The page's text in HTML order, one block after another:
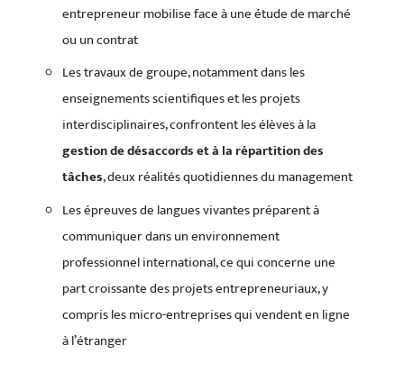
entrepreneur mobilise face à une étude de marché
ou un contrat
Les travaux de groupe, notamment dans les
enseignements scientifiques et les projets
interdisciplinaires, confrontent les élèves à la
gestion de désaccords et à la répartition des
tâches, deux réalités quotidiennes du management
Les épreuves de langues vivantes préparent à
communiquer dans un environnement
professionnel international, ce qui concerne une
part croissante des projets entrepreneuriaux, y
compris les micro-entreprises qui vendent en ligne
à l’étranger